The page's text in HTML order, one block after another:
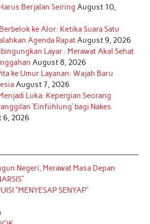
Berjalan Seiring August 10,
ke Alor: Ketika Suara Satu
Agenda RapatAugust 9, 2026
Layar : Merawat Akal Sehat
August 8, 2026
ke Umur Layanan: Wajah Baru
August 7, 2026
Luka: Kepergian Seorang
‘Einfühlung’ bagi Nakes
6, 2026
Negeri, Merawat Masa Depan
“MENYESAP SENYAP”